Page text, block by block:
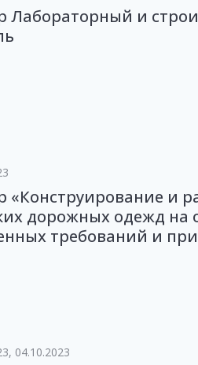
Лабораторный и
«Конструирование и
дорожных одежд на
требований и
04.10.2023